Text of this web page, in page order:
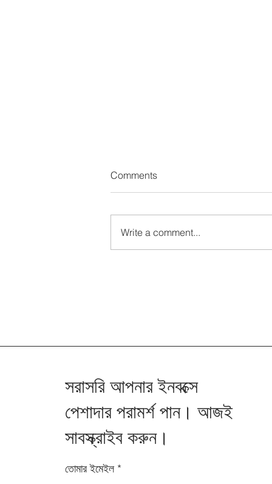
Comments
Write a comment...
সরাসরি আপনার ইনবক্সে
পেশাদার পরামর্শ পান। আজই
সাবস্ক্রাইব করুন।
তোমার ইমেইল